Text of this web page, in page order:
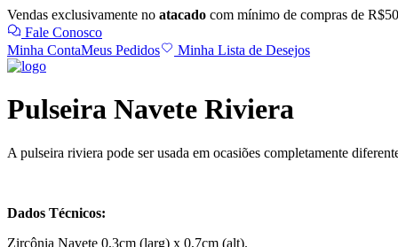
Vendas exclusivamente no atacado com mínimo de compras de
Fale Conosco
Minha ContaMeus Pedidos Minha Lista de Desejos
Pulseira Navete Riviera
A pulseira riviera pode ser usada em ocasiões completamente
Dados Técnicos:
Zircônia Navete 0,3cm (larg) x 0,7cm (alt).